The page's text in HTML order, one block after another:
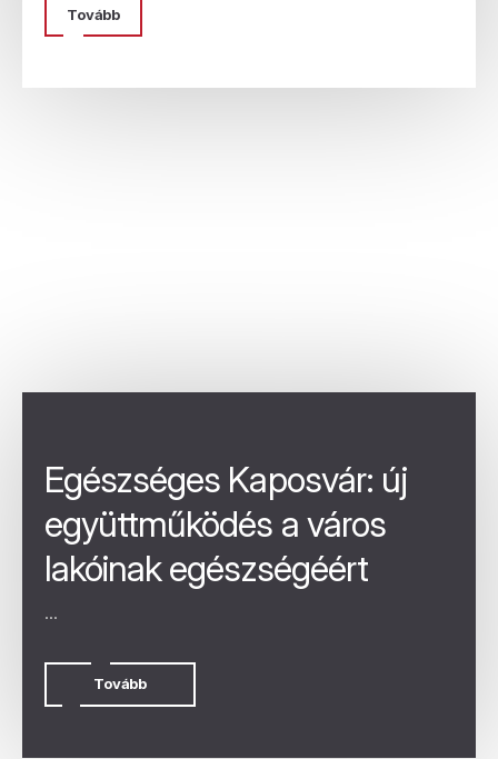
Tovább
Egészséges Kaposvár: új
együttműködés a város
lakóinak egészségéért
...
Tovább